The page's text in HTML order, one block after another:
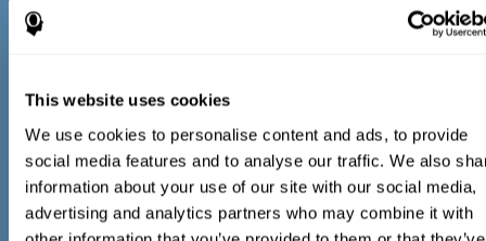
This website uses cookies
We use cookies to personalise content and ads, to provide
social media features and to analyse our traffic. We also
information about your use of our site with our social media,
advertising and analytics partners who may combine it with
Pattern Test (DPT) (Frota & Pereira, 2003). De testnemer
wordt gevraagd een lopende auditieve stimulus te
onderbreken om de exacte tijdsduur van de eerder
gepresenteerde stimulus te reproduceren. In het eerste deel
van de taak gaat de stimulus vergezeld van een bewegende
afbeelding. Tijdens het tweede deel van de taak blijft de
afbeelding stilstaan.